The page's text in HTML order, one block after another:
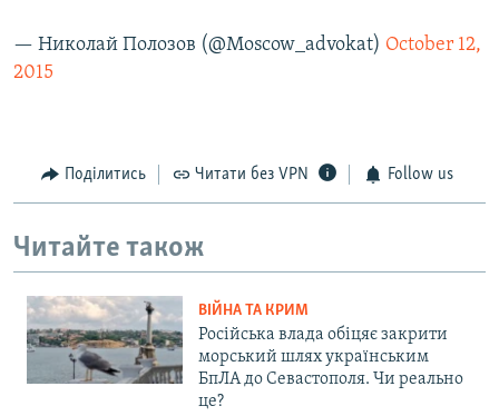
— Николай Полозов (@Moscow_advokat) October 12,
2015
Поділитись Читати без VPN Follow us
Читайте також
ВІЙНА ТА КРИМ
Російська влада обіцяє закрити
морський шлях українським
БпЛА до Севастополя. Чи реально
це?